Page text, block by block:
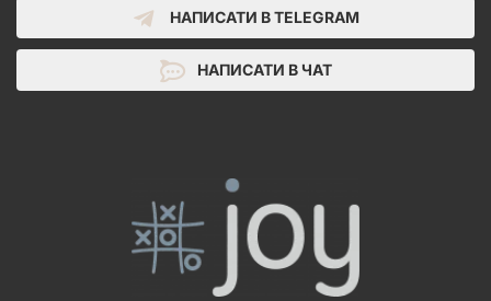
НАПИСАТИ В TELEGRAM
НАПИСАТИ В ЧАТ